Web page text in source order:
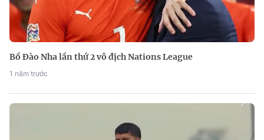
Bồ Đào Nha lần thứ 2 vô địch Nations League
1 năm trước